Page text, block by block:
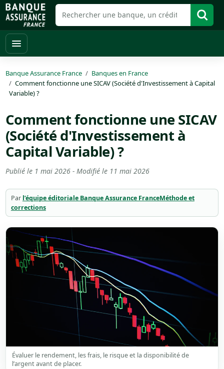
Banque Assurance France
Banques en France
Comment fonctionne une SICAV (Société d'Investissement à Capital
Variable) ?
Comment fonctionne une SICAV
(Société d'Investissement à
Capital Variable) ?
Publié le 1 mai 2026- Modifié le 11 mai 2026
Par l’équipe éditoriale Banque Assurance FranceMéthode et
corrections
Évaluer le rendement, les frais, le risque et la disponibilité de
l’argent avant de placer.